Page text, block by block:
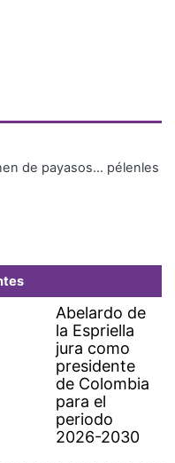
de payasos… pélenles
Abelardo de
la Espriella
jura como
presidente
de Colombia
para el
periodo
2026-2030